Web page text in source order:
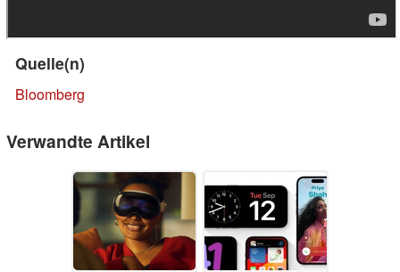
Quelle(n)
Bloomberg
Verwandte Artikel